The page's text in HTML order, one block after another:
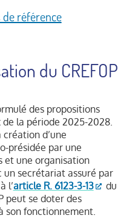
de référence
départements de la
des présidents des
du code du travail : «
comporte plus de six
(des
nommés pour une
être inférieure à un an,
la représentation
départements (de la
de trois ans ».
du CREFOP
des propositions
la période 2025-2028.
d’une
présidée par une
et une organisation
un secrétariat assuré par
l’article R. 6123-3-13
du
peut se doter des
son fonctionnement.